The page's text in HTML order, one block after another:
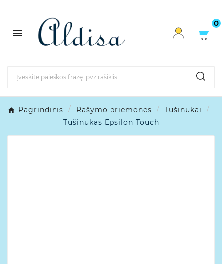

0
Pagrindinis Rašymo priemonės
Tušinukai
Tušinukas Epsilon Touch